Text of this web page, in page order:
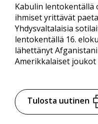
Kabulin lentokentällä
ihmiset yrittävät
Yhdysvaltalaisia
lentokentällä 16.
lähettänyt
Amerikkalaiset joukot
Tulosta uutinen